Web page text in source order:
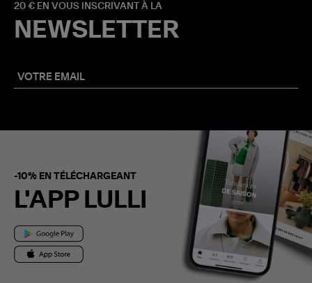
20 € EN VOUS INSCRIVANT À LA
NEWSLETTER
-10% EN TÉLÉCHARGEANT
L'APP LULLI